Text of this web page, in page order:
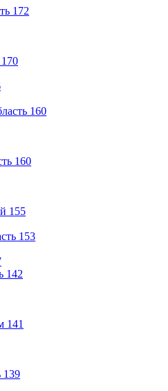
172
170
160
160
155
153
142
141
139